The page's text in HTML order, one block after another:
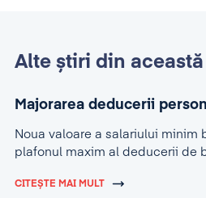
Alte știri din
Majorarea deducerii
Noua valoare a salariului minim
plafonul maxim al deducerii de
CITEȘTE MAI MULT